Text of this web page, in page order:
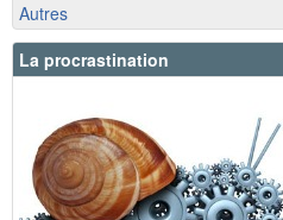
Autres
La procrastination